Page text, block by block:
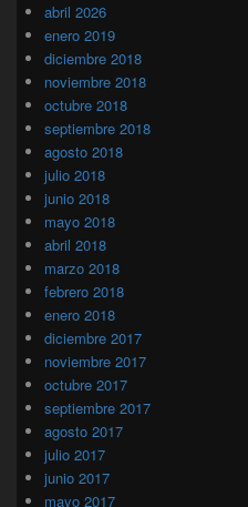
abril 2026
enero 2019
diciembre 2018
noviembre 2018
octubre 2018
septiembre 2018
agosto 2018
julio 2018
junio 2018
mayo 2018
abril 2018
marzo 2018
febrero 2018
enero 2018
diciembre 2017
noviembre 2017
octubre 2017
septiembre 2017
agosto 2017
julio 2017
junio 2017
mayo 2017